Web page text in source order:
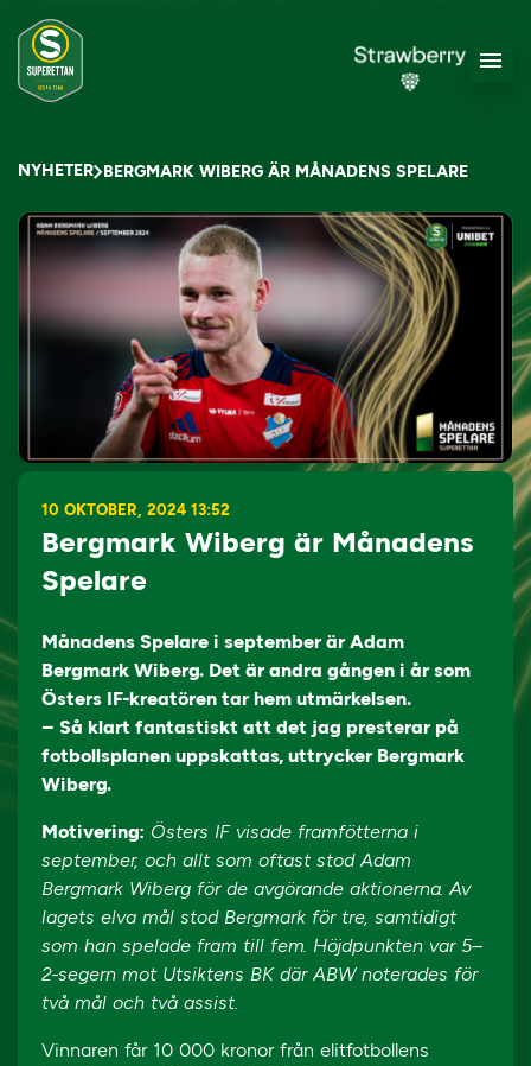
NYHETER BERGMARK WIBERG ÄR MÅNADENS SPELARE
10 OKTOBER, 2024 13:52
Bergmark Wiberg är Månadens
Spelare
Månadens Spelare i september är Adam
Bergmark Wiberg. Det är andra gången i år som
Östers IF-kreatören tar hem utmärkelsen.
– Så klart fantastiskt att det jag presterar på
fotbollsplanen uppskattas, uttrycker Bergmark
Wiberg.
Motivering: Östers IF visade framfötterna i
september, och allt som oftast stod Adam
Bergmark Wiberg för de avgörande aktionerna. Av
lagets elva mål stod Bergmark för tre, samtidigt
som han spelade fram till fem. Höjdpunkten var 5–
2-segern mot Utsiktens BK där ABW noterades för
två mål och två assist.
Vinnaren får 10 000 kronor från elitfotbollens